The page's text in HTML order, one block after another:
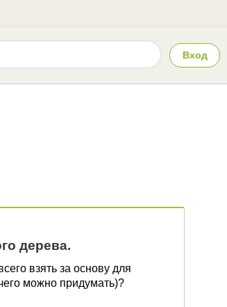
Вход
дерева.
взять за основу для
можно придумать)?